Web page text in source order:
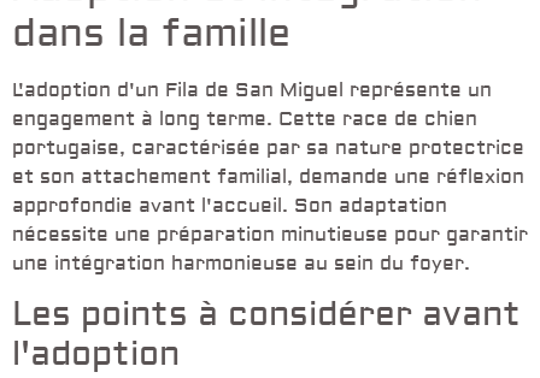
dans la famille
L'adoption d'un Fila de San Miguel représente un
engagement à long terme. Cette race de chien
portugaise, caractérisée par sa nature protectrice
et son attachement familial, demande une réflexion
approfondie avant l'accueil. Son adaptation
nécessite une préparation minutieuse pour garantir
une intégration harmonieuse au sein du foyer.
Les points à considérer avant
l'adoption